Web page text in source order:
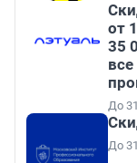
от
35
До
До